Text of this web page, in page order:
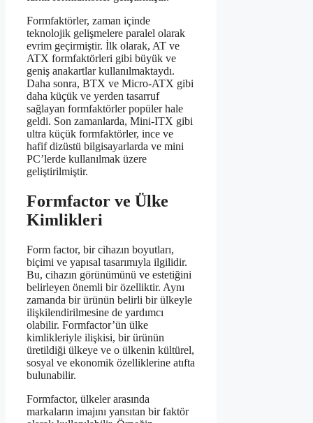
Formfaktörler, zaman içinde
teknolojik gelişmelere paralel olarak
evrim geçirmiştir. İlk olarak, AT ve
ATX formfaktörleri gibi büyük ve
geniş anakartlar kullanılmaktaydı.
Daha sonra, BTX ve Micro-ATX gibi
daha küçük ve yerden tasarruf
sağlayan formfaktörler popüler hale
geldi. Son zamanlarda, Mini-ITX gibi
ultra küçük formfaktörler, ince ve
hafif dizüstü bilgisayarlarda ve mini
PC’lerde kullanılmak üzere
geliştirilmiştir.
Formfactor ve Ülke
Kimlikleri
Form factor, bir cihazın boyutları,
biçimi ve yapısal tasarımıyla ilgilidir.
Bu, cihazın görünümünü ve estetiğini
belirleyen önemli bir özelliktir. Aynı
zamanda bir ürünün belirli bir ülkeyle
ilişkilendirilmesine de yardımcı
olabilir. Formfactor’ün ülke
kimlikleriyle ilişkisi, bir ürünün
üretildiği ülkeye ve o ülkenin kültürel,
sosyal ve ekonomik özelliklerine atıfta
bulunabilir.
Formfactor, ülkeler arasında
markaların imajını yansıtan bir faktör